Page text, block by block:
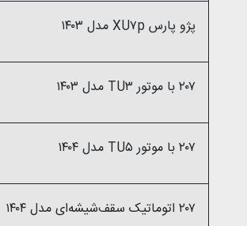
پژو پارس XU۷p مدل ۱۴۰۳
۲۰۷ با موتور TU۳ مدل ۱۴۰۳
۲۰۷ با موتور TU۵ مدل ۱۴۰۴
۲۰۷ اتوماتیک سقف‌شیشه‌ای مدل ۱۴۰۴